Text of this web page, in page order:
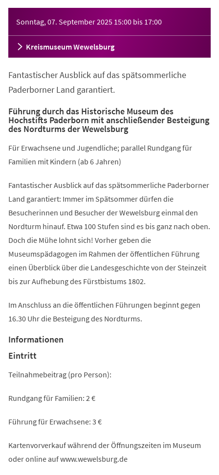
Sonntag, 07. September 2025 15:00 bis 17:00
Kreismuseum Wewelsburg
Fantastischer Ausblick auf das spätsommerliche
Paderborner Land garantiert.
Führung durch das Historische Museum des
Hochstifts Paderborn mit anschließender Besteigung
des Nordturms der Wewelsburg
Für Erwachsene und Jugendliche; parallel Rundgang für
Familien mit Kindern (ab 6 Jahren)
Fantastischer Ausblick auf das spätsommerliche Paderborner
Land garantiert: Immer im Spätsommer dürfen die
Besucherinnen und Besucher der Wewelsburg einmal den
Nordturm hinauf. Etwa 100 Stufen sind es bis ganz nach oben.
Doch die Mühe lohnt sich! Vorher geben die
Museumspädagogen im Rahmen der öffentlichen Führung
einen Überblick über die Landesgeschichte von der Steinzeit
bis zur Aufhebung des Fürstbistums 1802.
Im Anschluss an die öffentlichen Führungen beginnt gegen
16.30 Uhr die Besteigung des Nordturms.
Informationen
Eintritt
Teilnahmebeitrag (pro Person):
Rundgang für Familien: 2 €
Führung für Erwachsene: 3 €
Kartenvorverkauf während der Öffnungszeiten im Museum
oder online auf www.wewelsburg.de